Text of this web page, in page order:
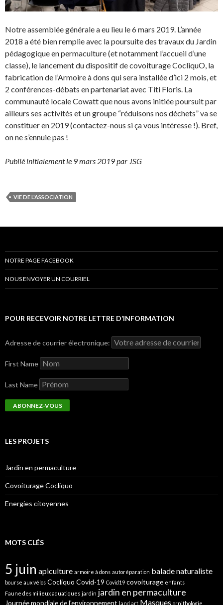
Notre assemblée générale a eu lieu le 6 mars 2019. L’année
2018 a été bien remplie avec la poursuite des travaux du Jardin
pédagogique en permaculture (et notamment l’accueil d’une
classe), le lancement du dispositif de covoiturage CocliquO, la
fabrication de l’Armoire à dons qui sera installée d’ici 2 mois, et
2 conférences-débats en partenariat avec Titi Floris. La
communauté locale Cowatt que nous avons initiée poursuit par
ailleurs ses activités et un groupe “réduisons nos déchets” va se
constituer en 2019 (contactez-nous si ça vous intéresse !). Bref,
on ne s’ennuie pas !
Publié initialement le 9 mars 2019 par JSG
VIE DE L'ASSOCIATION
NOTRE PAGE FACEBOOK
NOUS ENVOYER UN COURRIEL
POUR RECEVOIR NOTRE LETTRE D’INFORMATION
Adresse de courrier électronique:
First Name
Last Name
LES PROJETS
Jardin en permaculture
Covoiturage Cocliquo
Energies citoyennes
MOTS CLÉS
5 juin apiculture armoire à dons autoréparation balade naturaliste
bourse aux vélos Cocliquo Covid-19 Covid19 covoiturage enfants
Faune des milieux aquatiques jardin jardin en permaculture
Journée mondiale de l'environnement land art Masques ornithologie